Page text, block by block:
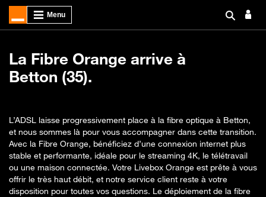
La Fibre Orange arrive à
Betton (35).
L’ADSL laisse progressivement place à la fibre optique à Betton,
et nous sommes là pour vous accompagner dans cette transition.
Avec la Fibre Orange, bénéficiez d’une connexion internet plus
stable et performante, idéale pour le streaming 4K, le télétravail
ou une maison connectée. Votre Livebox Orange est prête à vous
offrir le très haut débit, et notre service client reste à votre
disposition pour toutes vos questions. Le déploiement de la fibre